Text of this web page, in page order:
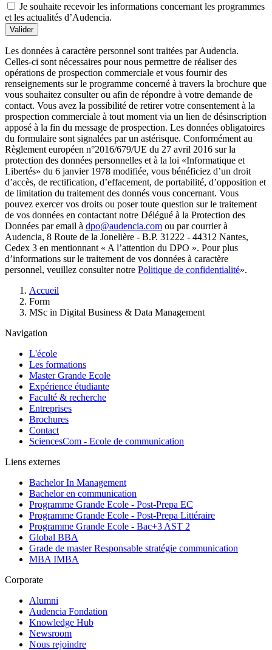
Je souhaite recevoir les informations concernant les programmes
et les actualités d’Audencia.
Valider
Les données à caractère personnel sont traitées par Audencia.
Celles-ci sont nécessaires pour nous permettre de réaliser des
opérations de prospection commerciale et vous fournir des
renseignements sur le programme concerné à travers la brochure que
vous souhaitez consulter ou afin de répondre à votre demande de
contact. Vous avez la possibilité de retirer votre consentement à la
prospection commerciale à tout moment via un lien de désinscription
apposé à la fin du message de prospection. Les données obligatoires
du formulaire sont signalées par un astérisque. Conformément au
Règlement européen n°2016/679/UE du 27 avril 2016 sur la
protection des données personnelles et à la loi «Informatique et
Libertés» du 6 janvier 1978 modifiée, vous bénéficiez d’un droit
d’accès, de rectification, d’effacement, de portabilité, d’opposition et
de limitation du traitement des donnés vous concernant. Vous
pouvez exercer vos droits ou poser toute question sur le traitement
de vos données en contactant notre Délégué à la Protection des
Données par email à dpo@audencia.com ou par courrier à
Audencia, 8 Route de la Jonelière - B.P. 31222 - 44312 Nantes,
Cedex 3 en mentionnant « A l’attention du DPO ». Pour plus
d’informations sur le traitement de vos données à caractère
personnel, veuillez consulter notre Politique de confidentialité».
d'Ariane
Accueil
Form
MSc in Digital Business & Data Management
Navigation
L'école
Les formations
Master Grande Ecole
Expérience étudiante
Faculté & recherche
Entreprises
Brochures
Contact
SciencesCom - Ecole de communication
Liens externes
Bachelor In Management
Bachelor en communication
Programme Grande Ecole - Post-Prepa EC
Programme Grande Ecole - Post-Prepa Littéraire
Programme Grande Ecole - Bac+3 AST 2
Global BBA
Grade de master Responsable stratégie communication
MBA IMBA
Corporate
Alumni
Audencia Fondation
Knowledge Hub
Newsroom
Nous rejoindre